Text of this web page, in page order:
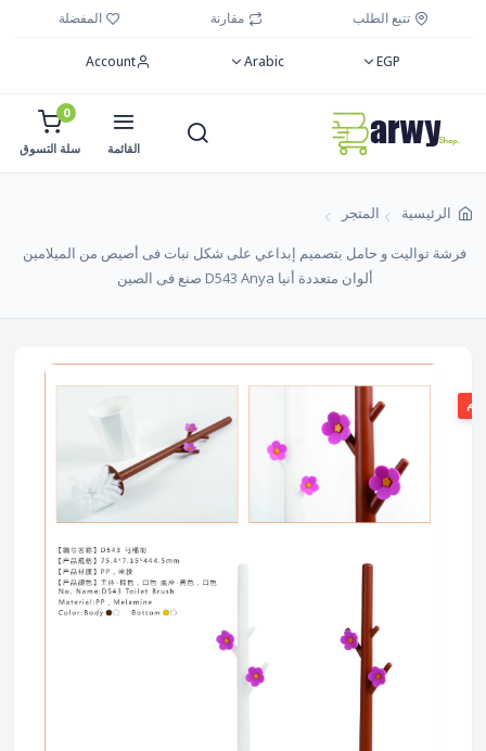
تتبع الطلب مقارنة المفضلة
EGP
Arabic
Account
القائمة
0
سلة التسوق
الرئيسية المتجر
فرشة تواليت و حامل بتصميم إبداعي على شكل نبات فى أصيص من الميلامين
ألوان متعددة أنيا D543 Anya صنع فى الصين